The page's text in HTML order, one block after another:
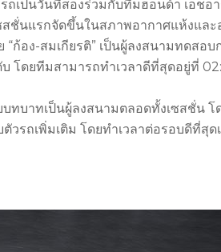
ถเป็นวันที่สองร่วมกับทีมฮอนด้า เอช
สชั่นแรกจัดขึ้นในสภาพอากาศแห้งแ
ก้อง-สมเกียรติ” เป็นผู้ลงสนามทดสอ
บ โดยทีมสามารถทำเวลาดีที่สุดอยู่ที่
บทบาทเป็นผู้ลงสนามตลอดทั้งเซสชั่น
วรถเพิ่มเติม โดยทำเวลาต่อรอบดีที่สุ